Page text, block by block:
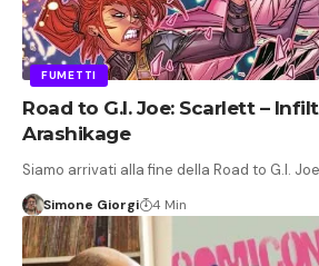
FUMETTI
Road to G.I. Joe: Scarlett –
Arashikage
Siamo arrivati alla fine della Road to G.I.
Simone Giorgi 4 Min